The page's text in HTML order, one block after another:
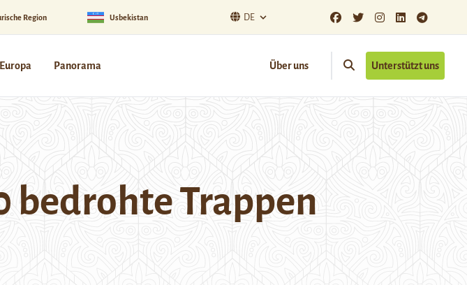
Region Usbekistan DE
Panorama Über uns Unterstützt uns
bedrohte Trappen